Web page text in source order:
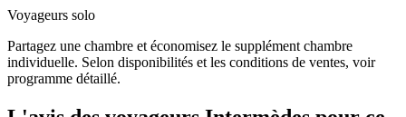
Voyageurs solo
Partagez une chambre et économisez le supplément chambre
individuelle. Selon disponibilités et les conditions de ventes, voir
programme détaillé.